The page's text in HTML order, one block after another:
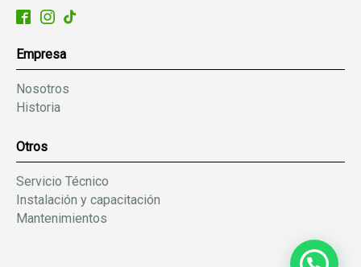
Empresa
Nosotros
Historia
Otros
Servicio Técnico
Instalación y capacitación
Mantenimientos